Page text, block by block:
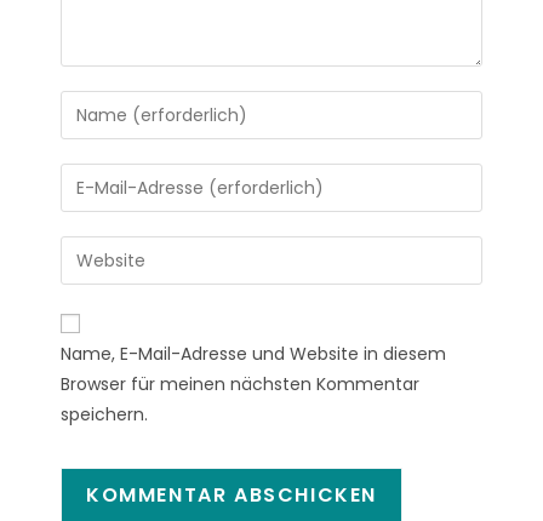
Name, E-Mail-Adresse und Website in diesem
Browser für meinen nächsten Kommentar
speichern.